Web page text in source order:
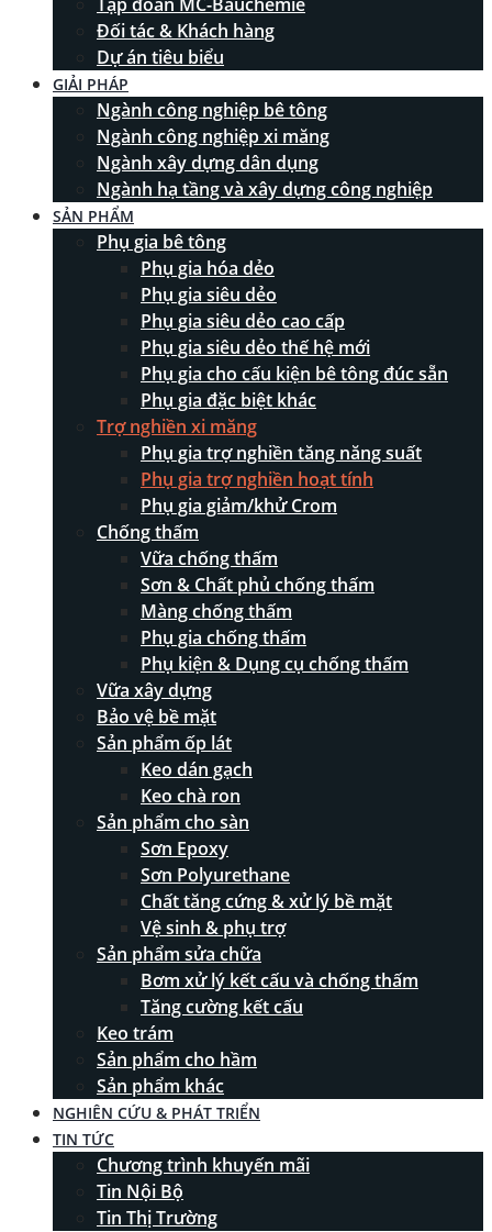
Đối tác & Khách hàng
Dự án tiêu biểu
GIẢI PHÁP
Ngành công nghiệp bê tông
Ngành công nghiệp xi măng
Ngành xây dựng dân dụng
Ngành hạ tầng và xây dựng công nghiệp
SẢN PHẨM
Phụ gia bê tông
Phụ gia hóa dẻo
Phụ gia siêu dẻo
Phụ gia siêu dẻo cao cấp
Phụ gia siêu dẻo thế hệ mới
Phụ gia cho cấu kiện bê tông đúc sẵn
Phụ gia đặc biệt khác
Trợ nghiền xi măng
Phụ gia trợ nghiền tăng năng suất
Phụ gia trợ nghiền hoạt tính
Phụ gia giảm/khử Crom
Chống thấm
Vữa chống thấm
Sơn & Chất phủ chống thấm
Màng chống thấm
Phụ gia chống thấm
Phụ kiện & Dụng cụ chống thấm
Vữa xây dựng
Bảo vệ bề mặt
Sản phẩm ốp lát
Keo dán gạch
Keo chà ron
Sản phẩm cho sàn
Sơn Epoxy
Sơn Polyurethane
Chất tăng cứng & xử lý bề mặt
Vệ sinh & phụ trợ
Sản phẩm sửa chữa
Bơm xử lý kết cấu và chống thấm
Tăng cường kết cấu
Keo trám
Sản phẩm cho hầm
Sản phẩm khác
NGHIÊN CỨU & PHÁT TRIỂN
TIN TỨC
Chương trình khuyến mãi
Tin Nội Bộ
Tin Thị Trường